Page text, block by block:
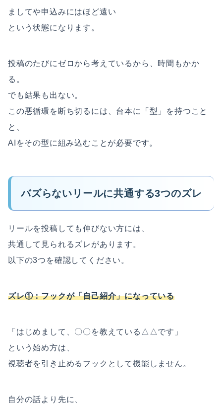
ましてや申込みにはほど遠い
という状態になります。
投稿のたびにゼロから考えているから、時間もかか
る。
でも結果も出ない。
この悪循環を断ち切るには、台本に「型」を持つこと
と、
AIをその型に組み込むことが必要です。
バズらないリールに共通する3つのズレ
リールを投稿しても伸びない方には、
共通して見られるズレがあります。
以下の3つを確認してください。
ズレ①：フックが「自己紹介」になっている
「はじめまして、〇〇を教えている△△です」
という始め方は、
視聴者を引き止めるフックとして機能しません。
自分の話より先に、